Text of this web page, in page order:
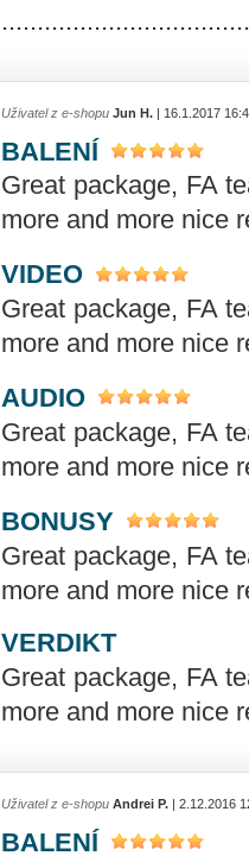
Uživatel z e-shopu Jun H. | 16.1.2017
BALENÍ
Great package, FA
more and more nice
VIDEO
Great package, FA
more and more nice
AUDIO
Great package, FA
more and more nice
BONUSY
Great package, FA
more and more nice
VERDIKT
Great package, FA
more and more nice
Uživatel z e-shopu Andrei P. | 2.12.2016
BALENÍ